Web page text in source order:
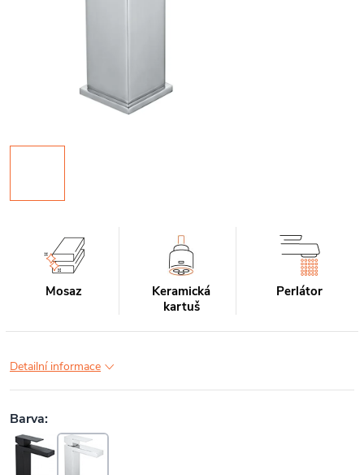
Mosaz
Keramická
kartuš
Perlátor
Detailní informace